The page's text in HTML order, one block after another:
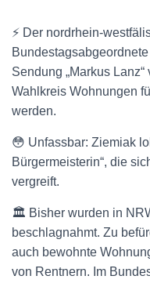
⚡️ Der nordrhein-
Sendung „Markus
Wahlkreis Wohnungen
werden.
😳 Unfassbar: Ziemiak
Bürgermeisterin“, die
vergreift.
🏛 Bisher wurden in
beschlagnahmt. Zu
auch bewohnte
von Rentnern. Im